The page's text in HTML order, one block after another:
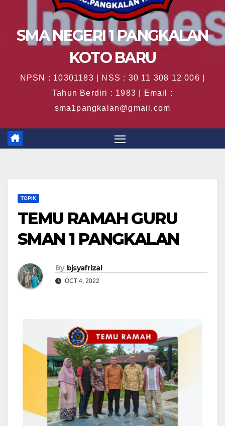
SMA NEGERI 1 PANGKALAN
KOTO BARU
NPSN : 10301183 | NSS : 30 11 308 12 006 |
Tahun Berdiri : 1983 | Email :
sma1pangkalan@gmail.com
TOPIK
TEMU RAMAH GURU
SMAN 1 PANGKALAN
By bjsyafrizal
OCT 4, 2022